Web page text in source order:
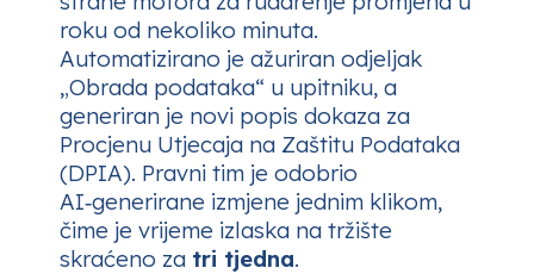
roku od nekoliko minuta.
Automatizirano je ažuriran odjeljak
„Obrada podataka“ u upitniku, a
generiran je novi popis dokaza za
Procjenu Utjecaja na Zaštitu Podataka
(DPIA). Pravni tim je odobrio
AI‑generirane izmjene jednim klikom,
čime je vrijeme izlaska na tržište
skraćeno za tri tjedna.